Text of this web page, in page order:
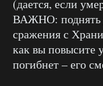
(дается, если
ВАЖНО: поднять
сражения с
как вы повысите
погибнет – его